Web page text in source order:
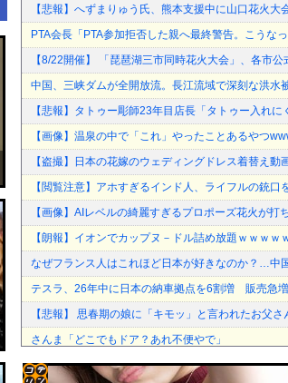
【悲報】へずまりゅう氏、熊本支援中に山口花火
PTA会長「PTA参加拒否した親へ最終警告。こうなっ
【8/22開催】 「琵琶湖三市同時花火大会」、各市
中国、三峡ダムが全開放流。長江流域で深刻な洪水
【悲報】タトゥー彫師23年目店長「タトゥー入れに
【画像】温泉の中で「これ」やったことあるやつ
【盗撮】日本の花嫁のウェディングドレス着替え
【閲覧注意】アホすぎるインド人、ライフルの銃口
【画像】AIレベルの綺麗すぎるプロポーズ花火が打
【朗報】イオンでカップヌ－ドル詰め放題ｗｗｗｗ
なぜフランス人はこれほど日本が好きなのか？…中
テスラ、26年中に日本の納車拠点を6割増 販売急
【悲報】 思春期の娘に「キモッ」と言われたお父
さんま「どこでもドア？あれ不便やで」
メルセデス代表「フェラーリは最強PUを持ってい